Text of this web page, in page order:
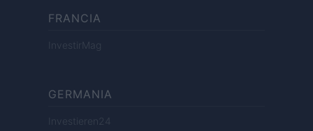
FRANCIA
InvestirMag
GERMANIA
Investieren24